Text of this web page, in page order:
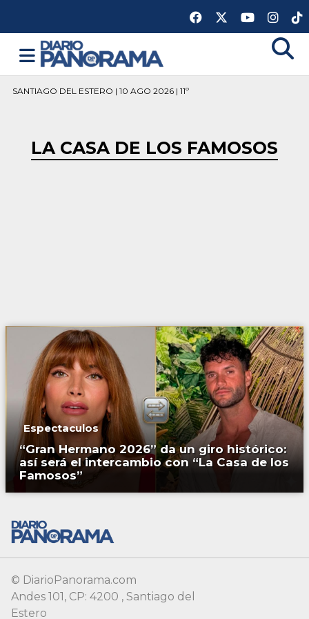
SANTIAGO DEL ESTERO | 10 AGO 2026 | 11º
LA CASA DE LOS FAMOSOS
Espectaculos
“Gran Hermano 2026” da un giro histórico:
así será el intercambio con “La Casa de los
Famosos”
© DiarioPanorama.com
Andes 101, CP: 4200 , Santiago del
Estero